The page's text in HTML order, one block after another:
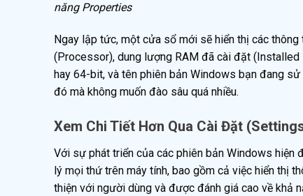
năng Properties
Ngay lập tức, một cửa sổ mới sẽ hiển thị các
(Processor), dung lượng RAM đã cài đặt
hay 64-bit, và tên phiên bản Windows bạn đang
đó mà không muốn đào sâu quá nhiều.
Xem Chi Tiết Hơn Qua Cài Đặt
Với sự phát triển của các phiên bản Windows
lý mọi thứ trên máy tính, bao gồm cả việc hiển thị
thiện với người dùng và được đánh giá cao về khả